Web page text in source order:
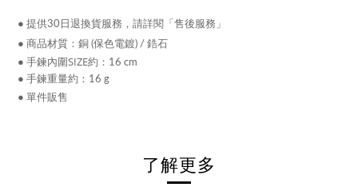
● 提供30日退換貨服務，請詳閱「售後服務」
● 商品材質：銅 (保色電鍍) / 鋯石
● 手鍊內圍SIZE約 ：16 cm
● 手鍊重量約 ：16 g
● 單件販售
了解更多